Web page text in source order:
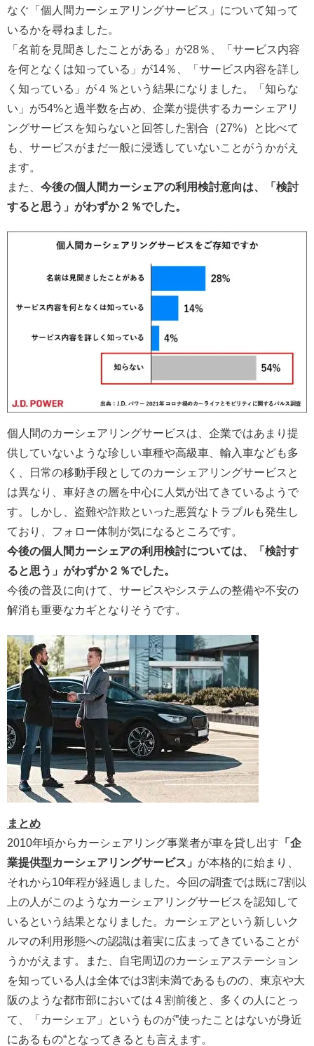
なぐ「個人間カーシェアリングサービス」について知って
いるかを尋ねました。
「名前を見聞きしたことがある」が28％、「サービス内容
を何となくは知っている」が14％、「サービス内容を詳し
く知っている」が４％という結果になりました。「知らな
い」が54%と過半数を占め、企業が提供するカーシェアリ
ングサービスを知らないと回答した割合（27%）と比べて
も、サービスがまだ一般に浸透していないことがうかがえ
ます。
また、 今後の個人間カーシェアの利用検討意向は、「検討
すると思う」がわずか２％でした。
個人間のカーシェアリングサービスは、企業ではあまり提
供していないような珍しい車種や高級車、輸入車なども多
く、日常の移動手段としてのカーシェアリングサービスと
は異なり、車好きの層を中心に人気が出てきているようで
す。しかし、盗難や詐欺といった悪質なトラブルも発生し
ており、フォロー体制が気になるところです。
今後の個人間カーシェアの利用検討については、「検討す
ると思う」がわずか２％でした。
今後の普及に向けて、サービスやシステムの整備や不安の
解消も重要なカギとなりそうです。
まとめ
2010年頃からカーシェアリング事業者が車を貸し出す 「企
業提供型カーシェアリングサービス」 が本格的に始まり、
それから10年程が経過しました。今回の調査では既に7割以
上の人がこのようなカーシェアリングサービスを認知して
いるという結果となりました。カーシェアという新しいク
ルマの利用形態への認識は着実に広まってきていることが
うかがえます。また、自宅周辺のカーシェアステーション
を知っている人は全体では3割未満であるものの、東京や大
阪のような都市部においては４割前後と、多くの人にとっ
て、「カーシェア」というものが”使ったことはないが身近
にあるもの“となってきるとも言えます。